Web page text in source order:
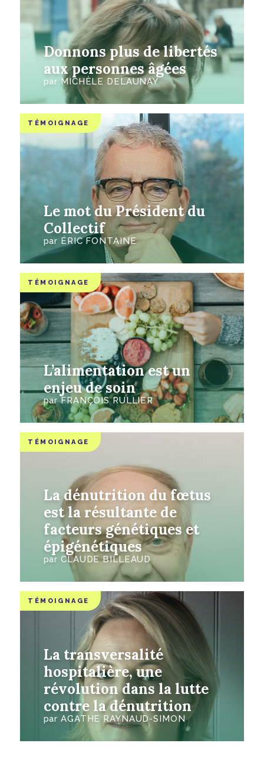
Donnons plus de libertés
aux personnes âgées
par MICHÈLE DELAUNAY
TÉMOIGNAGE
Le mot du Président du
Collectif
par ÉRIC FONTAINE
TÉMOIGNAGE
L’alimentation est un
enjeu de soin
parFRANÇOIS RULLIER
TÉMOIGNAGE
La dénutrition du fœtus
est la résultante de
facteurs génétiques et
épigénétiques
par CLAUDE BILLEAUD
TÉMOIGNAGE
La transversalité
hospitalière, une
révolution dans la lutte
contre la dénutrition
par AGATHE RAYNAUD-SIMON